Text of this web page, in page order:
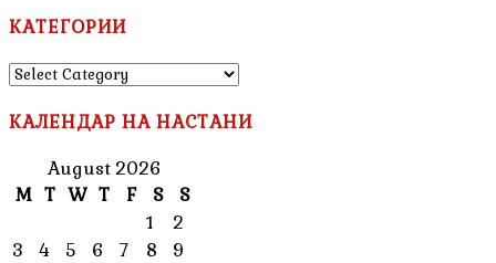
КАТЕГОРИИ
КАТЕГОРИИ
КАЛЕНДАР НА НАСТАНИ
August 2026
M T W T F S
S
1
2
3
4 5 6 7 8
9